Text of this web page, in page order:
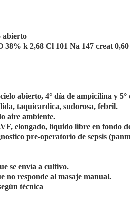
abierto
k 2,68 Cl 101 Na 147 creat
abierto, 4° día de ampicilina y
taquicardica, sudorosa, febril.
aire ambiente.
elongado, líquido libre en fondo
pre-operatorio de sepsis
se envía a cultivo.
no responde al masaje manual.
técnica